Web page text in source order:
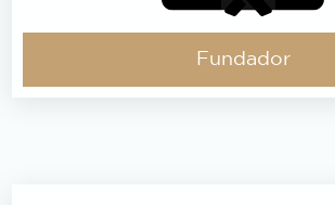
Fundador